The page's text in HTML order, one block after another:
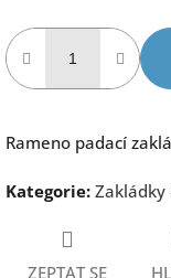
Rameno padací
Kategorie: Zakládky
ZEPTAT SE